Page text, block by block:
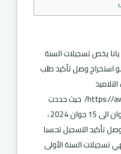
يانا يخص تسجيلات السنة
ابتدائي 2024 و هو استخراج وصل تأكيد طلب
https://awlyaa.education.gov.dz/ حيث حددت
،
تأكيد التسجيل تحسبا
تسجيلات السنة الأولى